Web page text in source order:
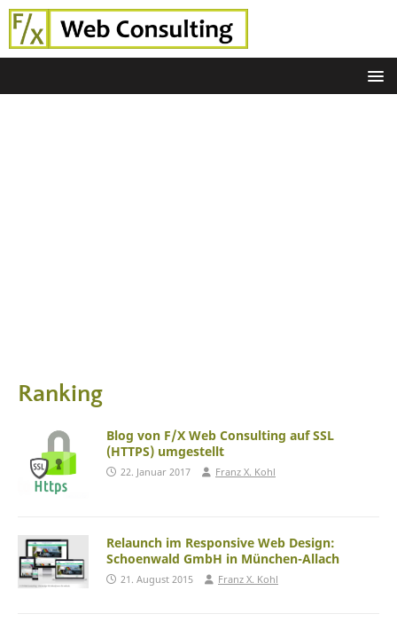
Ranking
Blog von F/X Web Consulting auf SSL
(HTTPS) umgestellt
22. Januar 2017 Franz X. Kohl
Relaunch im Responsive Web Design:
Schoenwald GmbH in München-Allach
21. August 2015 Franz X. Kohl